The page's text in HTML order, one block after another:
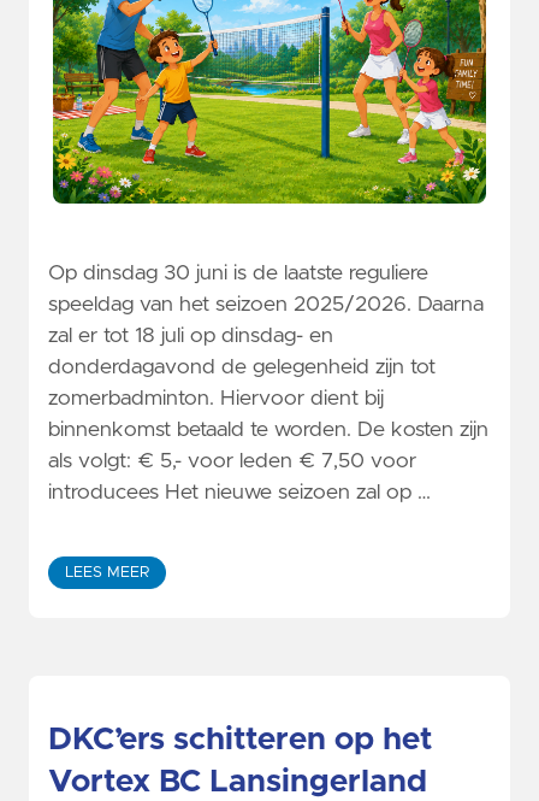
Op dinsdag 30 juni is de laatste reguliere
speeldag van het seizoen 2025/2026. Daarna
zal er tot 18 juli op dinsdag- en
donderdagavond de gelegenheid zijn tot
zomerbadminton. Hiervoor dient bij
binnenkomst betaald te worden. De kosten zijn
als volgt: € 5,- voor leden € 7,50 voor
introducees Het nieuwe seizoen zal op …
LEES MEER
DKC’ers schitteren op het
Vortex BC Lansingerland